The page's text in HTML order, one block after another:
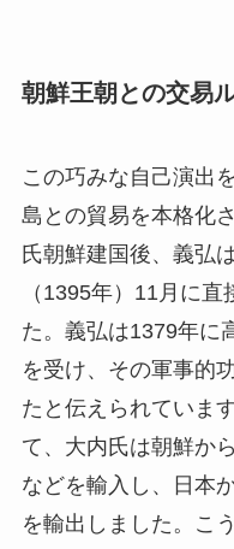
朝鮮王朝との交易
この巧みな自己演出
島との貿易を本格化
氏朝鮮建国後、義弘
（1395年）11月に
た。義弘は1379年に
を受け、その軍事的
たと伝えられていま
て、大内氏は朝鮮か
などを輸入し、日本
を輸出しました。こ